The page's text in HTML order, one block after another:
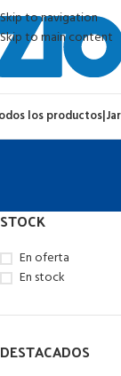
Skip to navigation
Skip to main content
los productos|
STOCK
En oferta
En stock
DESTACADOS